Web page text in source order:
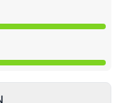
AM zu 12:52 PM
AM zu 12:52 PM